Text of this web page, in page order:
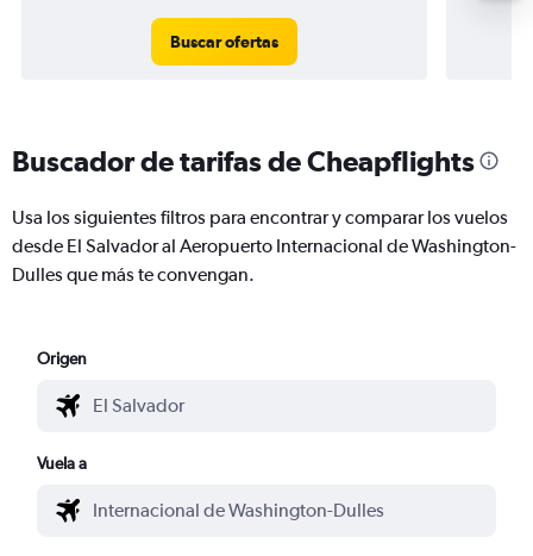
Buscar ofertas
Buscador de tarifas de Cheapflights
Usa los siguientes filtros para encontrar y comparar los vuelos
desde El Salvador al Aeropuerto Internacional de Washington-
Dulles que más te convengan.
Origen
Vuela a